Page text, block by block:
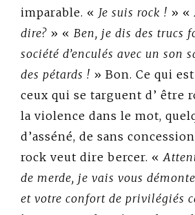
imparable. « Je suis rock ! » «
dire? » « Ben, je dis des trucs
société d’enculés avec un son
des pétards ! » Bon. Ce qui
ceux qui se targuent d’ être
la violence dans le mot,
d’asséné, de sans
rock veut dire bercer. «
de merde, je vais vous
et votre confort de privilégiés